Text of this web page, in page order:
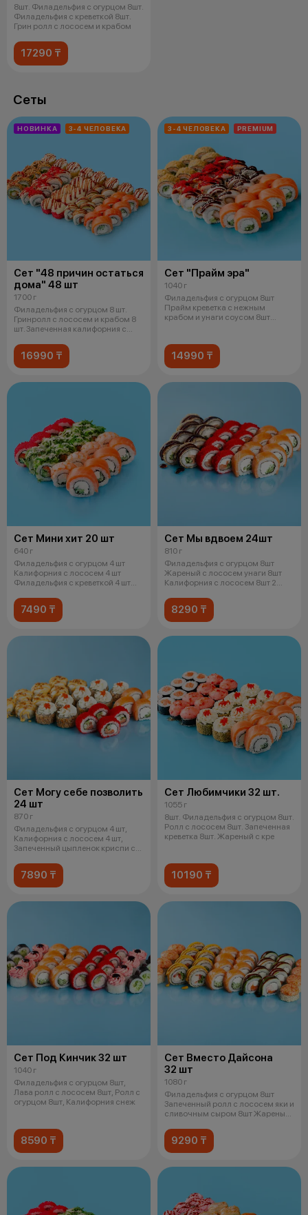
8шт. Филадельфия с огурцом 8шт.
Филадельфия с креветкой 8шт.
Грин ролл с лососем и крабом
17290 ₸
Сеты
НОВИНКА 3-4 ЧЕЛОВЕКА
Сет "48 причин остаться
дома" 48 шт
1700 г
Филадельфия с огурцом 8 шт.
Гринролл с лососем и крабом 8
шт. Запеченная калифорния с
16990 ₸
3-4 ЧЕЛОВЕКА PREMIUM
Сет "Прайм эра"
1040 г
Филадельфия с огурцом 8шт
Прайм креветка с нежным
крабом и унаги соусом 8шт
14990 ₸
Сет Мини хит 20 шт
640 г
Филадельфия с огурцом 4 шт
Калифорния с лососем 4 шт
Филадельфия с креветкой 4 шт
7490 ₸
Сет Мы вдвоем 24шт
810 г
Филадельфия с огурцом 8шт
Жареный с лососем унаги 8шт
Калифорния с лососем 8шт 2
8290 ₸
Сет Могу себе позволить
24 шт
870 г
Филадельфия с огурцом 4 шт,
Калифорния с лососем 4 шт,
Запеченный цыпленок криспи с
7890 ₸
Сет Любимчики 32 шт.
1055 г
8шт. Филадельфия с огурцом 8шт.
Ролл с лососем 8шт. Запеченная
креветка 8шт. Жареный с кре
10190 ₸
Сет Под Кинчик 32 шт
1040 г
Филадельфия с огурцом 8шт,
Лава ролл с лососем 8шт, Ролл с
огурцом 8шт, Калифорния снеж
8590 ₸
Сет Вместо Дайсона
32 шт
1080 г
Филадельфия с огурцом 8шт
Запеченный ролл с лососем яки и
сливочным сыром 8шт Жареный
9290 ₸